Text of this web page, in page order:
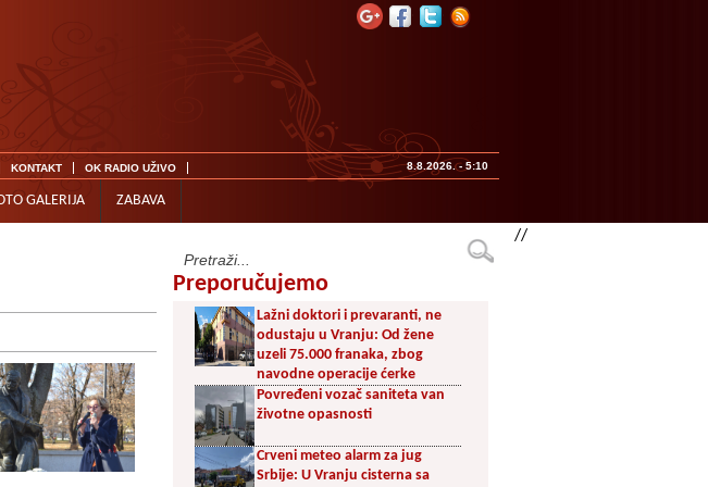
KONTAKT OK RADIO UŽIVO 8.8.2026. - 5:10
GALERIJA ZABAVA
Preporučujemo
Lažni doktori i prevaranti, ne
odustaju u Vranju: Od žene
uzeli 75.000 franaka, zbog
navodne operacije ćerke
Povređeni vozač saniteta van
životne opasnosti
Crveni meteo alarm za jug
Srbije: U Vranju cisterna sa
//